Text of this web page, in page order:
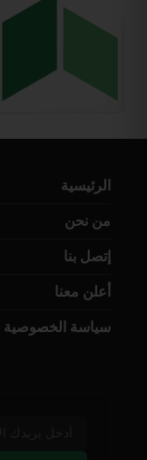
الرئيسية
من نحن
إتصل بنا
أعلن معنا
سياسة الخصوصية